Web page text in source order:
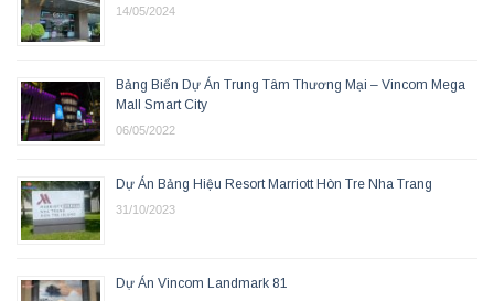
14/05/2024
Bảng Biển Dự Án Trung Tâm Thương Mại – Vincom Mega
Mall Smart City
06/05/2022
Dự Án Bảng Hiệu Resort Marriott Hòn Tre Nha Trang
31/10/2023
Dự Án Vincom Landmark 81